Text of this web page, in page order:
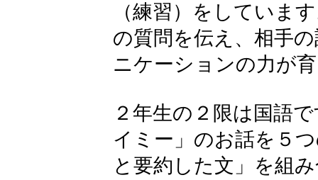
（練習）をしていま
の質問を伝え、相手
ニケーションの力が
２年生の２限は国語
イミー」のお話を５
と要約した文」を組